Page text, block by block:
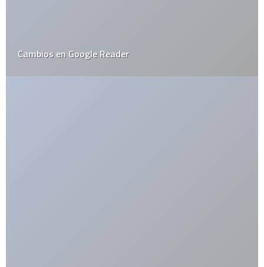
Cambios en Google Reader